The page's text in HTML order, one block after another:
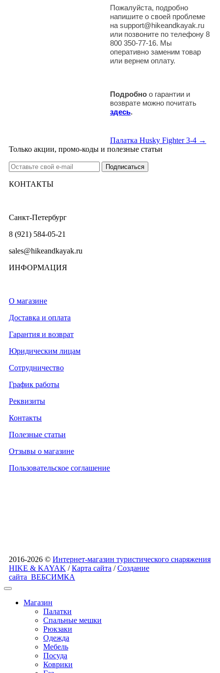
Пожалуйста, подробно
напишите о своей проблеме
на support@hikeandkayak.ru
или позвоните по телефону 8
800 350-77-16. Мы
оперативно заменим товар
или вернем оплату.
Подробно о гарантии и
возврате можно почитать
здесь.
Палатка Husky Fighter 3-4 →
Только акции, промо-коды и полезные статьи
КОНТАКТЫ
Санкт-Петербург
8 (921) 584-05-21
sales@hikeandkayak.ru
ИНФОРМАЦИЯ
О магазине
Доставка и оплата
Гарантия и возврат
Юридическим лицам
Сотрудничество
График работы
Реквизиты
Контакты
Полезные статьи
Отзывы о магазине
Пользовательское соглашение
2016-2026 © Интернет-магазин туристического снаряжения
HIKE & KAYAK /Карта сайта /Создание
сайта ВЕБСИМКА
Магазин
Палатки
Спальные мешки
Рюкзаки
Одежда
Мебель
Посуда
Коврики